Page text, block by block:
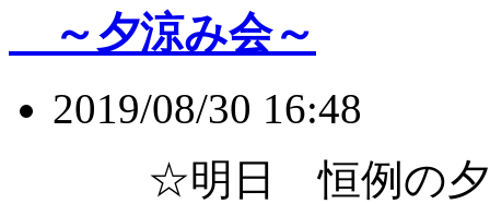
～夕涼み会～
2019/08/30 16:48
☆明日 恒例の夕涼